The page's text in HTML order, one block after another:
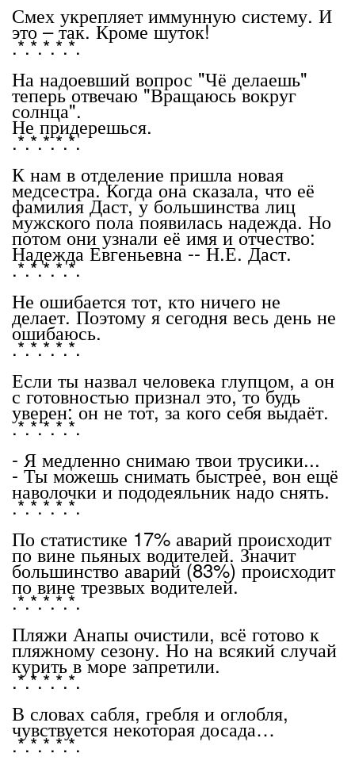
Смех укрепляет иммунную систему. И
это – так. Кроме шуток!
.*.*.*.*.*.
На надоевший вопрос "Чё делаешь"
теперь отвечаю "Вращаюсь вокруг
солнца".
Не придерешься.
.*.*.*.*.*.
К нам в отделение пришла новая
медсестра. Когда она сказала, что её
фамилия Даст, у большинства лиц
мужского пола появилась надежда. Но
потом они узнали её имя и отчество:
Надежда Евгеньевна -- Н.Е. Даст.
.*.*.*.*.*.
Не ошибается тот, кто ничего не
делает. Поэтому я сегодня весь день не
ошибаюсь.
.*.*.*.*.*.
Если ты назвал человека глупцом, а он
с готовностью признал это, то будь
уверен: он не тот, за кого себя выдаёт.
.*.*.*.*.*.
- Я медленно снимаю твои трусики...
- Ты можешь снимать быстрее, вон ещё
наволочки и пододеяльник надо снять.
.*.*.*.*.*.
По статистике 17% аварий происходит
по вине пьяных водителей. Значит
большинство аварий (83%) происходит
по вине трезвых водителей.
.*.*.*.*.*.
Пляжи Анапы очистили, всё готово к
пляжному сезону. Но на всякий случай
курить в море запретили.
.*.*.*.*.*.
В словах сабля, гребля и оглобля,
чувствуется некоторая досада…
.*.*.*.*.*.